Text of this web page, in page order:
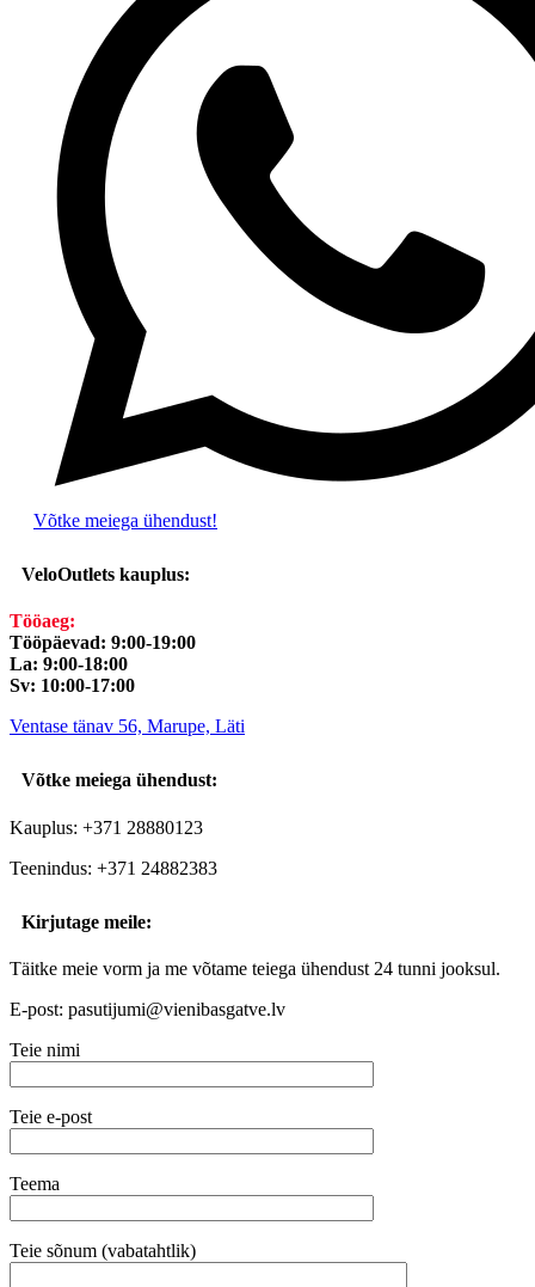
Võtke meiega ühendust!
VeloOutlets kauplus:
Tööaeg:
Tööpäevad: 9:00-19:00
La: 9:00-18:00
Sv: 10:00-17:00
Ventase tänav 56, Marupe, Läti
Võtke meiega ühendust:
Kauplus: +371 28880123
Teenindus: +371 24882383
Kirjutage meile:
Täitke meie vorm ja me võtame teiega ühendust 24 tunni jooksul.
E-post: pasutijumi@vienibasgatve.lv
Teie nimi
Teie e-post
Teema
Teie sõnum (vabatahtlik)